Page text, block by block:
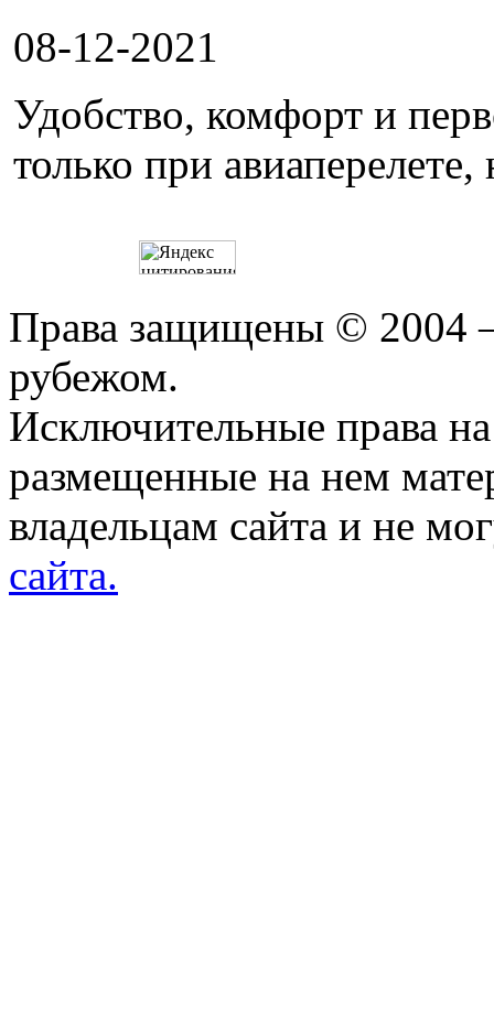
08-12-2021
Удобство, комфорт и
только при
Права защищены © 2004
рубежом.
Исключительные права
размещенные на нем
владельцам сайта и не
сайта.